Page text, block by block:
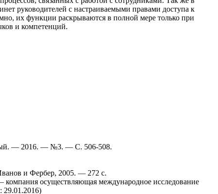
руководителей с настраиваемыми правами доступа к
их функции раскрываются в полной мере только при
и компетенций.
— 2016. — №3. — С. 506-508.
Иванов и Фербер, 2005. — 272 с.
осуществляющая международное исследование
29.01.2016)